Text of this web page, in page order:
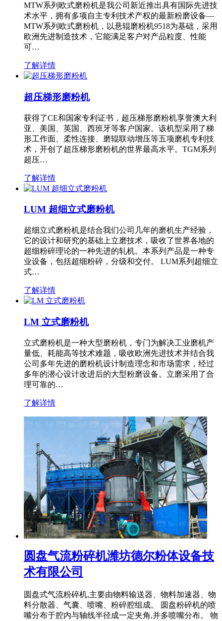
MTW系列欧式磨粉机是我公司新近推出具有国际先进技
术水平，拥有多项自主专利技术产权的最新粉磨设备—
MTW系列欧式磨粉机，以悬辊磨粉机9518为基础，采用
欧洲先进制造技术，它能满足客户对产品粒度、性能
可…
了解详情
超压梯形磨粉机
获得了CE和国家专利证书，超压梯形磨粉机享誉澳大利
亚、美国、英国、西班牙等客户国家。该机型采用了梯
形工作面、柔性连接、磨辊联动增压等五项磨机专利技
术，开创了超压梯形磨粉机的世界最高水平。TGM系列
超压…
了解详情
LUM 超细立式磨粉机
超细立式磨粉机是结合我们公司几年的磨机生产经验，
它的设计和研究的基础上立磨技术，吸收了世界各地的
超细粉碎理论的一种先进的轧机。本系列产品是一种专
业设备，包括超细粉碎，分级和交付。 LUM系列超细立
式…
了解详情
LM 立式磨粉机
立式磨粉机是一种大型磨粉机，专门为解决工业磨机产
量低、耗能高等技术难题，吸收欧洲先进技术并结合我
公司多年先进的磨粉机设计制造理念和市场需求，经过
多年的潜心设计改进后的大型粉磨设备。立磨采用了合
理可靠的…
了解详情
圆盘气流粉碎机潍坊德尔粉体设备技
术有限公司
圆盘式气流粉碎机,主要由物料输送器、物料加速器、物
料分散器、气囊、喷嘴、粉碎腔组成。 圆盘粉碎机的喷
嘴分布于腔内与轴线半径成一定夹角,并多喷嘴分布。 物